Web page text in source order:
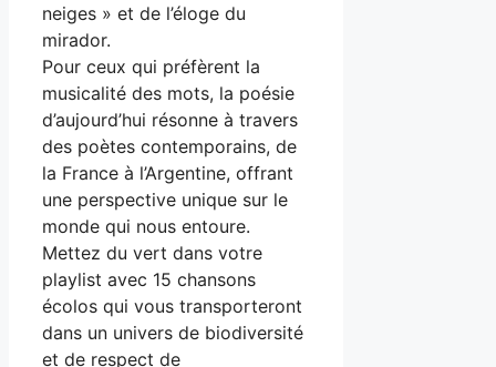
neiges » et de l’éloge du
mirador.
Pour ceux qui préfèrent la
musicalité des mots, la poésie
d’aujourd’hui résonne à travers
des poètes contemporains, de
la France à l’Argentine, offrant
une perspective unique sur le
monde qui nous entoure.
Mettez du vert dans votre
playlist avec 15 chansons
écolos qui vous transporteront
dans un univers de biodiversité
et de respect de